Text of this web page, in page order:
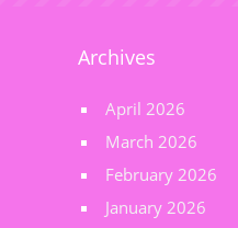
Archives
April 2026
March 2026
February 2026
January 2026